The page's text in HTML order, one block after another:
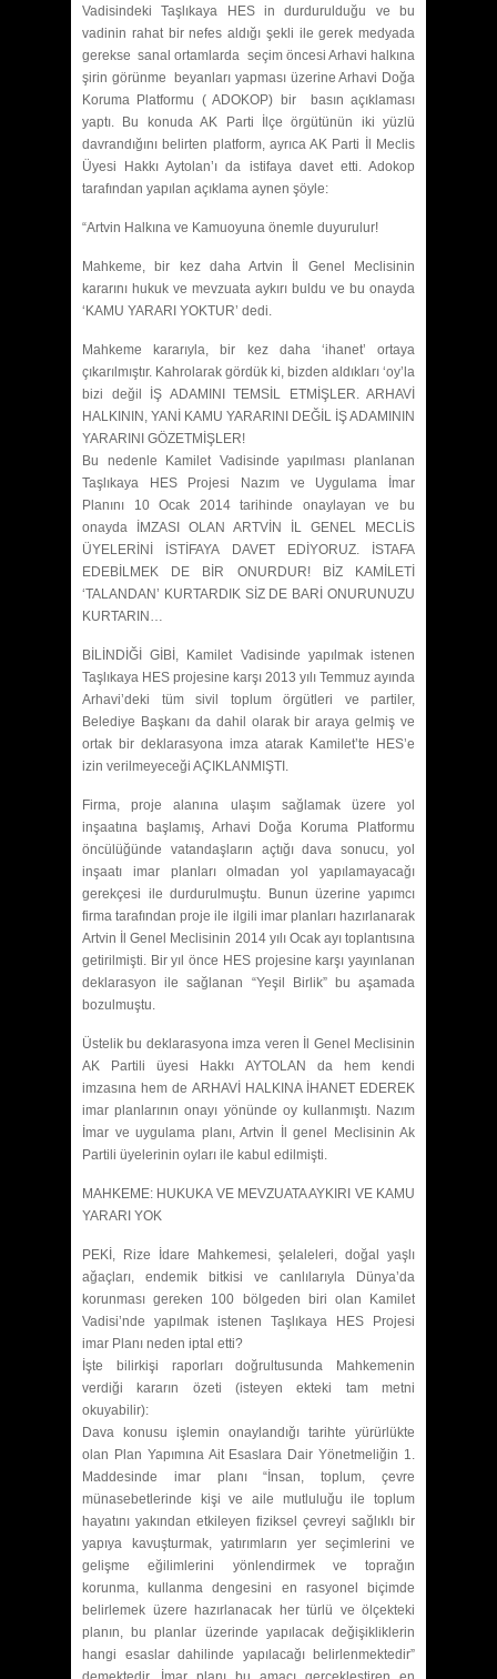
Vadisindeki Taşlıkaya HES in durdurulduğu ve bu
vadinin rahat bir nefes aldığı şekli ile gerek medyada
gerekse sanal ortamlarda seçim öncesi Arhavi halkına
şirin görünme beyanları yapması üzerine Arhavi Doğa
Koruma Platformu ( ADOKOP) bir basın açıklaması
yaptı. Bu konuda AK Parti İlçe örgütünün iki yüzlü
davrandığını belirten platform, ayrıca AK Parti İl Meclis
Üyesi Hakkı Aytolan’ı da istifaya davet etti. Adokop
tarafından yapılan açıklama aynen şöyle:
“Artvin Halkına ve Kamuoyuna önemle duyurulur!
Mahkeme, bir kez daha Artvin İl Genel Meclisinin
kararını hukuk ve mevzuata aykırı buldu ve bu onayda
‘KAMU YARARI YOKTUR’ dedi.
Mahkeme kararıyla, bir kez daha ‘ihanet’ ortaya
çıkarılmıştır. Kahrolarak gördük ki, bizden aldıkları ‘oy’la
bizi değil İŞ ADAMINI TEMSİL ETMİŞLER. ARHAVİ
HALKININ, YANİ KAMU YARARINI DEĞİL İŞ ADAMININ
YARARINI GÖZETMİŞLER!
Bu nedenle Kamilet Vadisinde yapılması planlanan
Taşlıkaya HES Projesi Nazım ve Uygulama İmar
Planını 10 Ocak 2014 tarihinde onaylayan ve bu
onayda İMZASI OLAN ARTVİN İL GENEL MECLİS
ÜYELERİNİ İSTİFAYA DAVET EDİYORUZ. İSTAFA
EDEBİLMEK DE BİR ONURDUR! BİZ KAMİLETİ
‘TALANDAN’ KURTARDIK SİZ DE BARİ ONURUNUZU
KURTARIN…
BİLİNDİĞİ GİBİ, Kamilet Vadisinde yapılmak istenen
Taşlıkaya HES projesine karşı 2013 yılı Temmuz ayında
Arhavi’deki tüm sivil toplum örgütleri ve partiler,
Belediye Başkanı da dahil olarak bir araya gelmiş ve
ortak bir deklarasyona imza atarak Kamilet’te HES’e
izin verilmeyeceği AÇIKLANMIŞTI.
Firma, proje alanına ulaşım sağlamak üzere yol
inşaatına başlamış, Arhavi Doğa Koruma Platformu
öncülüğünde vatandaşların açtığı dava sonucu, yol
inşaatı imar planları olmadan yol yapılamayacağı
gerekçesi ile durdurulmuştu. Bunun üzerine yapımcı
firma tarafından proje ile ilgili imar planları hazırlanarak
Artvin İl Genel Meclisinin 2014 yılı Ocak ayı toplantısına
getirilmişti. Bir yıl önce HES projesine karşı yayınlanan
deklarasyon ile sağlanan “Yeşil Birlik” bu aşamada
bozulmuştu.
Üstelik bu deklarasyona imza veren İl Genel Meclisinin
AK Partili üyesi Hakkı AYTOLAN da hem kendi
imzasına hem de ARHAVİ HALKINA İHANET EDEREK
imar planlarının onayı yönünde oy kullanmıştı. Nazım
İmar ve uygulama planı, Artvin İl genel Meclisinin Ak
Partili üyelerinin oyları ile kabul edilmişti.
MAHKEME: HUKUKA VE MEVZUATA AYKIRI VE KAMU
YARARI YOK
PEKİ, Rize İdare Mahkemesi, şelaleleri, doğal yaşlı
ağaçları, endemik bitkisi ve canlılarıyla Dünya’da
korunması gereken 100 bölgeden biri olan Kamilet
Vadisi’nde yapılmak istenen Taşlıkaya HES Projesi
imar Planı neden iptal etti?
İşte bilirkişi raporları doğrultusunda Mahkemenin
verdiği kararın özeti (isteyen ekteki tam metni
okuyabilir):
Dava konusu işlemin onaylandığı tarihte yürürlükte
olan Plan Yapımına Ait Esaslara Dair Yönetmeliğin 1.
Maddesinde imar planı “İnsan, toplum, çevre
münasebetlerinde kişi ve aile mutluluğu ile toplum
hayatını yakından etkileyen fiziksel çevreyi sağlıklı bir
yapıya kavuşturmak, yatırımların yer seçimlerini ve
gelişme eğilimlerini yönlendirmek ve toprağın
korunma, kullanma dengesini en rasyonel biçimde
belirlemek üzere hazırlanacak her türlü ve ölçekteki
planın, bu planlar üzerinde yapılacak değişikliklerin
hangi esaslar dahilinde yapılacağı belirlenmektedir”